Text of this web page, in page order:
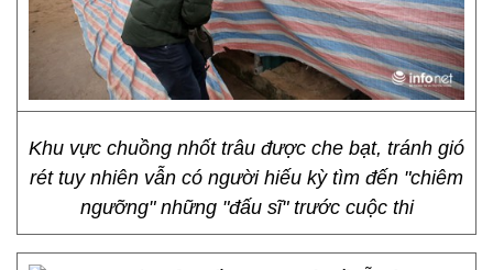
Khu vực chuồng nhốt trâu được che bạt, tránh gió
rét tuy nhiên vẫn có người hiếu kỳ tìm đến "chiêm
ngưỡng" những "đấu sĩ" trước cuộc thi